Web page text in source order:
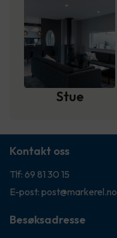
Stue
Kontakt oss
Tlf: 69 81 30 15
E-post: post@markerel.no
Besøksadresse